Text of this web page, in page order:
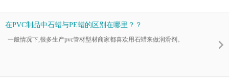
在PVC制品中石蜡与PE蜡的区别在哪里？？
一般情况下,很多生产pvc管材型材商家都喜欢用石蜡来做润滑剂。